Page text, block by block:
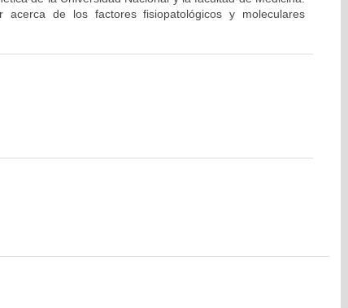
acerca de los factores fisiopatológicos y moleculares